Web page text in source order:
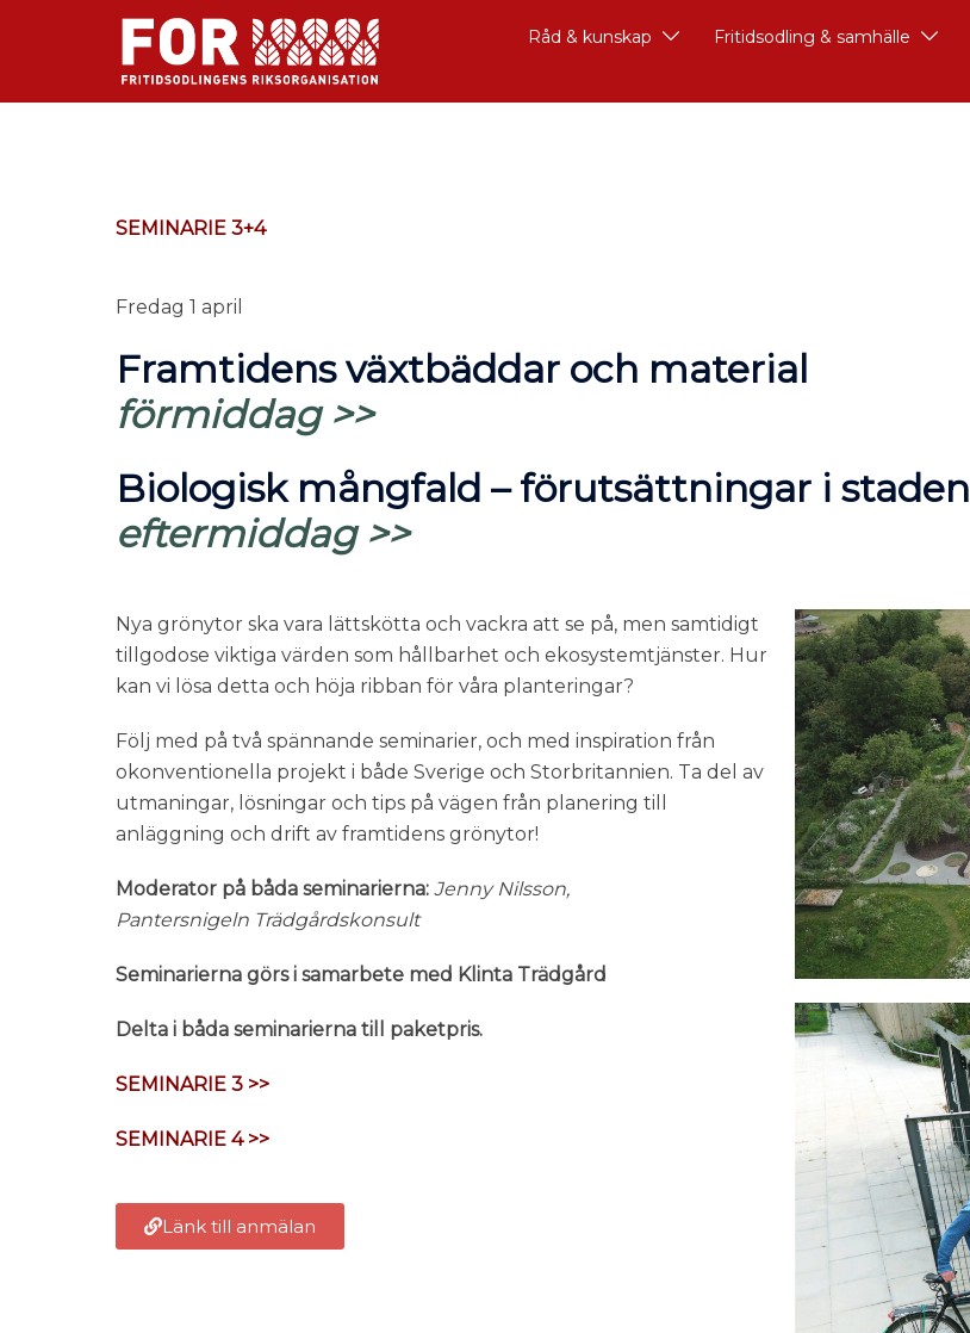
Råd & kunskap Fritidsodling & samhälle
SEMINARIE 3+4
Fredag 1 april
Framtidens växtbäddar och material
förmiddag >>
Biologisk mångfald –förutsättningar i staden
eftermiddag >>
Nya grönytor ska vara lättskötta och vackra att se på, men samtidigt
tillgodose viktiga värden som hållbarhet och ekosystemtjänster. Hur
kan vi lösa detta och höja ribban för våra planteringar?
Följ med på två spännande seminarier, och med inspiration från
okonventionella projekt i både Sverige och Storbritannien. Ta del av
utmaningar, lösningar och tips på vägen från planering till
anläggning och drift av framtidens grönytor!
Moderator på båda seminarierna: Jenny Nilsson,
Pantersnigeln Trädgårdskonsult
Seminarierna görs i samarbete med Klinta Trädgård
Delta i båda seminarierna till paketpris.
SEMINARIE 3 >>
SEMINARIE 4 >>
Länk till anmälan